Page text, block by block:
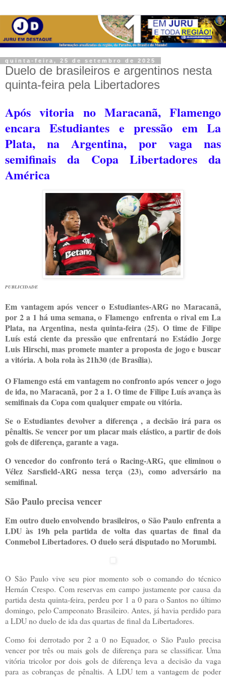
quinta-feira, 25 de setembro de 2025
Duelo de brasileiros e argentinos nesta
quinta-feira pela Libertadores
Após vitoria no Maracanã, Flamengo
encara Estudiantes e pressão em La
Plata, na Argentina, por vaga nas
semifinais da Copa Libertadores da
América
PUBLICIDADE
Em vantagem após vencer o Estudiantes-ARG no Maracanã,
por 2 a 1 há uma semana, o Flamengo enfrenta o rival em La
Plata, na Argentina, nesta quinta-feira (25). O time de Filipe
Luís está ciente da pressão que enfrentará no Estádio Jorge
Luis Hirschi, mas promete manter a proposta de jogo e buscar
a vitória. A bola rola às 21h30 (de Brasília).
O Flamengo está em vantagem no confronto após vencer o jogo
de ida, no Maracanã, por 2 a 1. O time de Filipe Luís avança às
semifinais da Copa com qualquer empate ou vitória.
Se o Estudiantes devolver a diferença , a decisão irá para os
pênaltis. Se vencer por um placar mais elástico, a partir de dois
gols de diferença, garante a vaga.
O vencedor do confronto terá o Racing-ARG, que eliminou o
Vélez Sarsfield-ARG nessa terça (23), como adversário na
semifinal.
São Paulo precisa vencer
Em outro duelo envolvendo brasileiros, o São Paulo enfrenta a
LDU às 19h pela partida de volta das quartas de final da
Conmebol Libertadores. O duelo será disputado no Morumbi.
O São Paulo vive seu pior momento sob o comando do técnico
Hernán Crespo. Com reservas em campo justamente por causa da
partida desta quinta-feira, perdeu por 1 a 0 para o Santos no último
domingo, pelo Campeonato Brasileiro. Antes, já havia perdido para
a LDU no duelo de ida das quartas de final da Libertadores.
Como foi derrotado por 2 a 0 no Equador, o São Paulo precisa
vencer por três ou mais gols de diferença para se classificar. Uma
vitória tricolor por dois gols de diferença leva a decisão da vaga
para as cobranças de pênaltis. A LDU tem a vantagem de poder